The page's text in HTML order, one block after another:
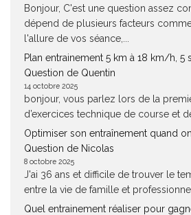
Bonjour, C'est une question assez
dépend de plusieurs facteurs
l'allure de vos séance,...
Plan entrainement 5 km à 18 km/h, 5
Question de Quentin
14 octobre 2025
bonjour, vous parlez lors de la
d’exercices technique de course et
Optimiser son entraînement quand
Question de Nicolas
8 octobre 2025
J'ai 36 ans et difficile de trouver le
entre la vie de famille et
Quel entrainement réaliser pour